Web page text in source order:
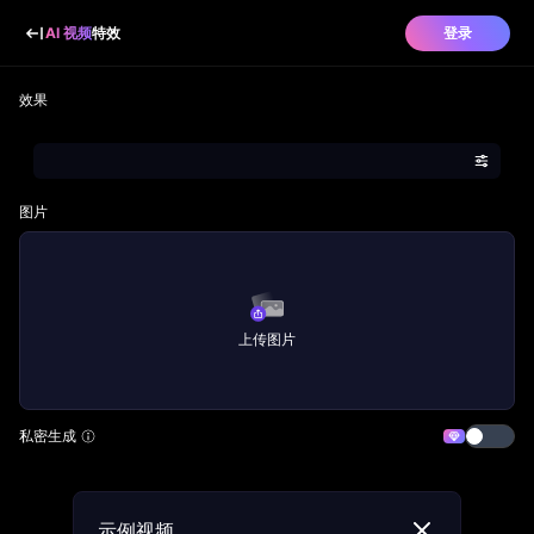
AI 视频特效 登录
效果
图片
上传图片
私密生成